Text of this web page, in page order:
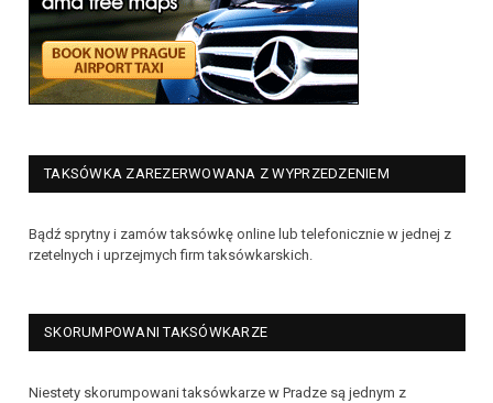
TAKSÓWKA ZAREZERWOWANA Z WYPRZEDZENIEM
Bądź sprytny i zamów taksówkę online lub telefonicznie w jednej z
rzetelnych i uprzejmych firm taksówkarskich.
SKORUMPOWANI TAKSÓWKARZE
Niestety skorumpowani taksówkarze w Pradze są jednym z